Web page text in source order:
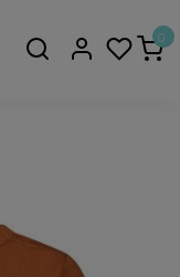
0